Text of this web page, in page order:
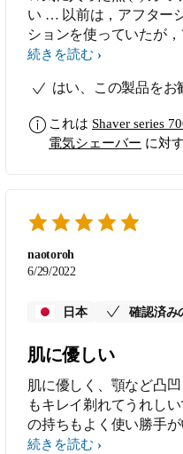
い … 以前は，アフター
ションを使っていたが
なら，シェーバーを洗浄
時間は，以前に使ってい
爽やかな朝になる (2) 上
覚えられる … フィリッ
る。なかなか覚えられな
を使いながら，剃ると，
検知して，教えてくれる
と，回転の有無（＝ひげ
に，上手な剃り方になる
効率的な剃り方をしたく
れが簡単 … 水洗いだけ
えるが，水洗いだけで
なる。剃りながら，刃を
っているので，剃り味
機種のようにオイルスプ
続きを読む
はい、この製品をお
これは Shaver series
電気シェーバー に対
naotoroh
6/29/2022
日本 確認済み
肌に優しい
肌に優しく、顎など凸
もキレイ剃れてうれし
の持ちもよく使い勝手が
また、本体のデザインも
続きを読む